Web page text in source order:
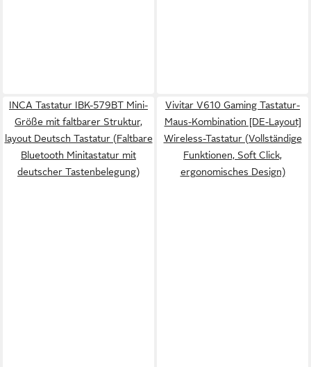
INCA Tastatur IBK-579BT Mini-
Größe mit faltbarer Struktur,
layout Deutsch Tastatur (Faltbare
Bluetooth Minitastatur mit
deutscher Tastenbelegung)
Vivitar V610 Gaming Tastatur-
Maus-Kombination [DE-Layout]
Wireless-Tastatur (Vollständige
Funktionen, Soft Click,
ergonomisches Design)